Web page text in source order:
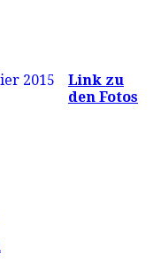
Link zu
den Fotos